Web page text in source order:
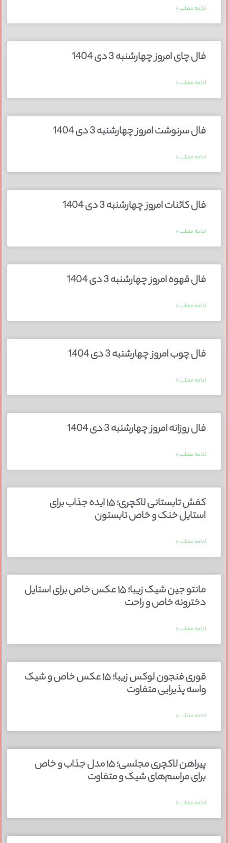
ادامه مطلب »
فال چای امروز چهارشنبه 3 دی 1404
ادامه مطلب »
فال سرنوشت امروز چهارشنبه 3 دی 1404
ادامه مطلب »
فال کائنات امروز چهارشنبه 3 دی 1404
ادامه مطلب »
فال قهوه امروز چهارشنبه 3 دی 1404
ادامه مطلب »
فال چوب امروز چهارشنبه 3 دی 1404
ادامه مطلب »
فال روزانه امروز چهارشنبه 3 دی 1404
ادامه مطلب »
کفش تابستانی لاکچری؛ ۱۵ ایده‌ جذاب برای
استایل خنک و خاص تابستون
ادامه مطلب »
مانتو جین شیک زیبا؛ ۱۵ عکس خاص برای استایل
دخترونه خاص و راحت
ادامه مطلب »
قوری فنجون لوکس زیبا؛ ۱۵ عکس خاص و شیک
واسه پذیرایی متفاوت
ادامه مطلب »
پیراهن لاکچری مجلسی؛ ۱۵ مدل جذاب و خاص
برای مراسم‌های شیک و متفاوت
ادامه مطلب »